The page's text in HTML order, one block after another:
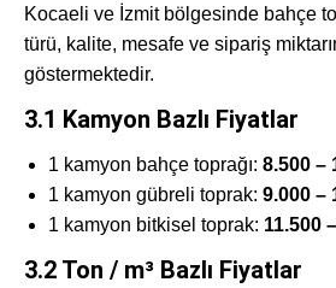
Kocaeli ve İzmit bölgesinde bahçe
türü, kalite, mesafe ve sipariş
göstermektedir.
3.1 Kamyon Bazlı Fiyatlar
1 kamyon bahçe toprağı: 8.500 –
1 kamyon gübreli toprak: 9.000 –
1 kamyon bitkisel toprak: 11.500
3.2 Ton / m³ Bazlı Fiyatlar